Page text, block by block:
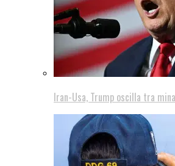
Iran-Usa, Trump oscilla tra